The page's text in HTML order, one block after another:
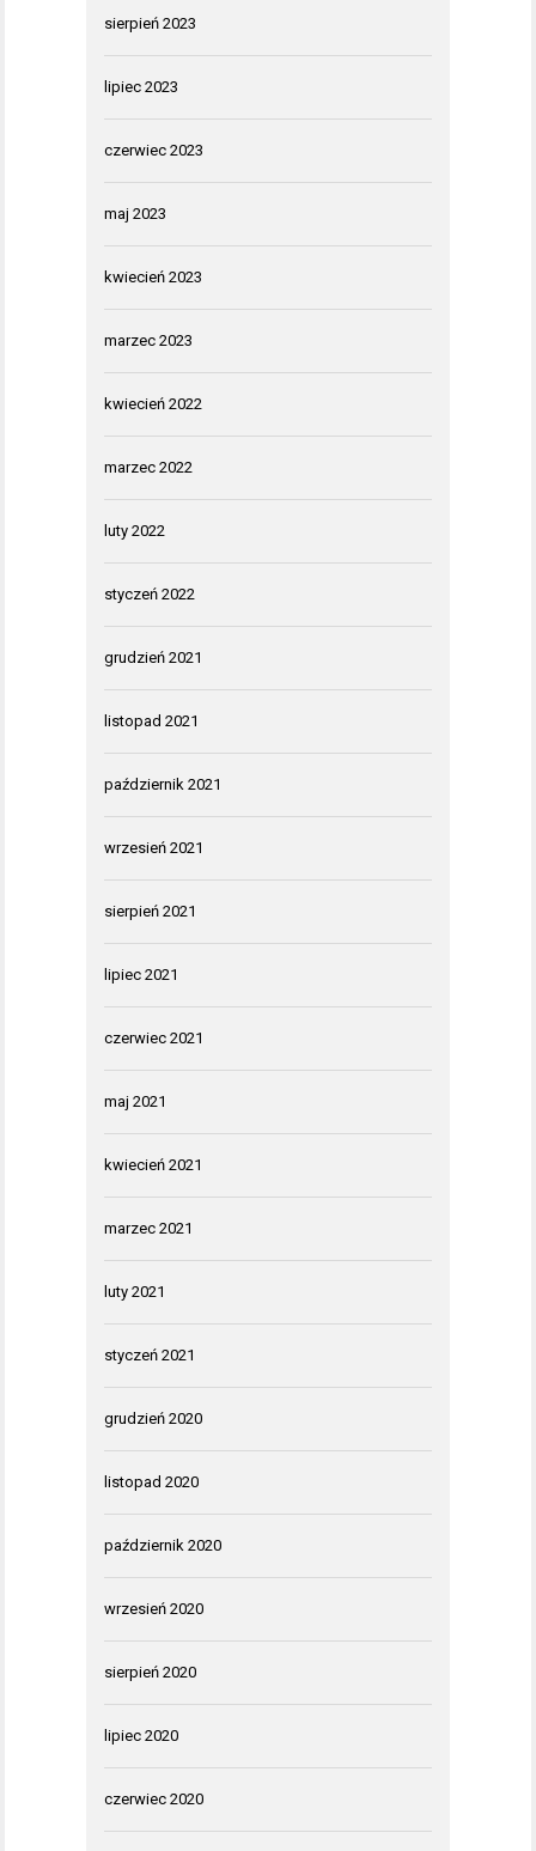
sierpień 2023
lipiec 2023
czerwiec 2023
maj 2023
kwiecień 2023
marzec 2023
kwiecień 2022
marzec 2022
luty 2022
styczeń 2022
grudzień 2021
listopad 2021
październik 2021
wrzesień 2021
sierpień 2021
lipiec 2021
czerwiec 2021
maj 2021
kwiecień 2021
marzec 2021
luty 2021
styczeń 2021
grudzień 2020
listopad 2020
październik 2020
wrzesień 2020
sierpień 2020
lipiec 2020
czerwiec 2020